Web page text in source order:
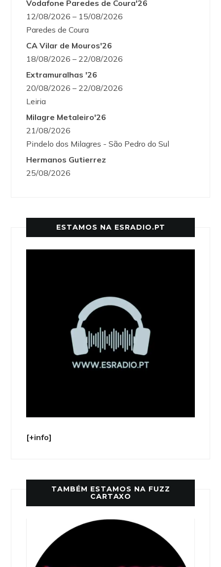
Vodafone Paredes de Coura'26
12/08/2026 – 15/08/2026
Paredes de Coura
CA Vilar de Mouros'26
18/08/2026 – 22/08/2026
Extramuralhas '26
20/08/2026 – 22/08/2026
Leiria
Milagre Metaleiro'26
21/08/2026
Pindelo dos Milagres - São Pedro do Sul
Hermanos Gutierrez
25/08/2026
ESTAMOS NA ESRADIO.PT
[+info]
TAMBÉM ESTAMOS NA FUZZ
CARTAXO